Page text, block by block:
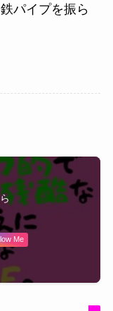
パイプを振ら
Me